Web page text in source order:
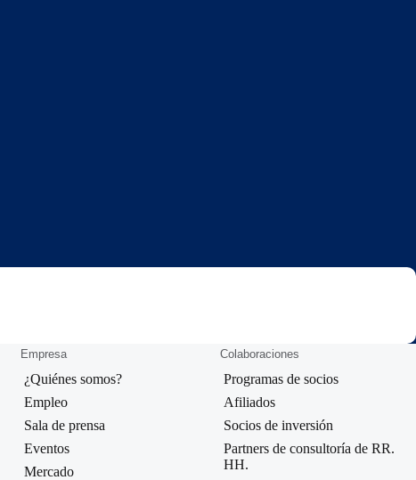
Empresa
¿Quiénes somos?
Empleo
Sala de prensa
Eventos
Mercado
Colaboraciones
Programas de socios
Afiliados
Socios de inversión
Partners de consultoría de RR.
HH.